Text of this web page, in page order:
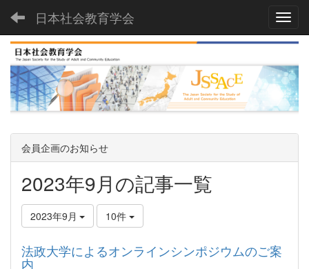
日本社会教育学会
会員企画のお知らせ
2023年9月の記事一覧
2023年9月 10件
法政大学によるオンラインシンポジウムのご案
内